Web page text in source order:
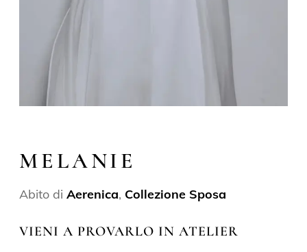
MELANIE
Abito diAerenica, Collezione Sposa
VIENI A PROVARLO IN ATELIER